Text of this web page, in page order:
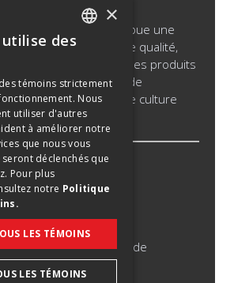
met en marché et distribue une
produits de la meilleure qualité,
du lait nature, des produits
ayant une durée de
des produits de culture
ingrédients laitiers.
aux témoins
de fraude en matière de
FRENCH
×
des
témoins strictement
Nous
utiliser d'autres
à améliorer notre
que nous vous
déclenchés que
Pour plus
notre Politique
LES TÉMOINS
LES TÉMOINS